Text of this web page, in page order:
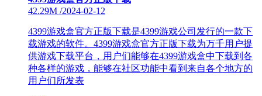
42.29M /2024-02-12
4399游戏盒官方正版下载是4399游戏公司发行的一款下
载游戏的软件。4399游戏盒官方正版下载为万千用户提
供游戏下载平台，用户们能够在4399游戏盒中下载到各
种各样的游戏，能够在社区功能中看到来自各个地方的
用户们所发表